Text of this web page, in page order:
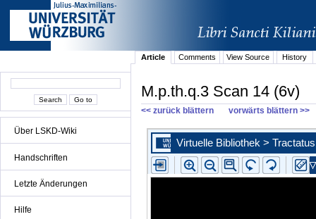
Über LSKD-Wiki
Handschriften
Letzte Änderungen
Hilfe
Article Comments View Source History
M.p.th.q.3 Scan 14 (6v)
<< zurück blättern vorwärts blättern >>